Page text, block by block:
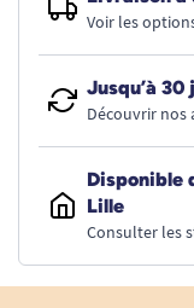
Voir les
Jusqu’à
Découvrir nos
Disponible
Lille
Consulter les